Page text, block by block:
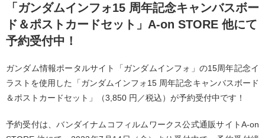
「ガンダムインフォ15 周年記念キャンバスボー
ド＆ポストカードセット」A-on STORE 他にて
予約受付中！
ガンダム情報ポータルサイト「ガンダムインフォ」の15周年記念イ
ラストを使⽤した「ガンダムインフォ15 周年記念キャンバスボード
＆ポストカードセット」（3,850 円／税込）が予約受付中です！
予約受付は、バンダイナムコフィルムワークス公式通販サイトA-on